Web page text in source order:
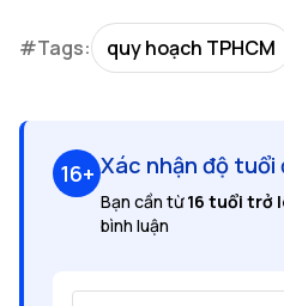
#Tags: quy hoạch TPHCM
16+ Xác nhận độ tuổi
Bạn cần từ16 tuổi trở
bình luận